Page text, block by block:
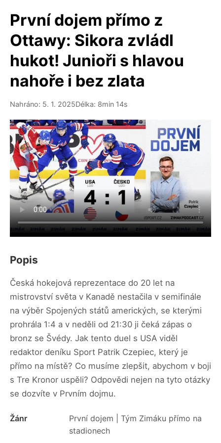
První dojem přímo z
Ottawy: Sikora zvládl
hukot! Junioři s hlavou
nahoře i bez zlata
Nahráno: 5. 1. 2025Délka: 8min 14s
Popis
Česká hokejová reprezentace do 20 let na
mistrovství světa v Kanadě nestačila v semifinále
na výběr Spojených států amerických, se kterými
prohrála 1:4 a v neděli od 21:30 ji čeká zápas o
bronz se Švédy. Jak tento duel s USA viděl
redaktor deníku Sport Patrik Czepiec, který je
přímo na místě? Co musíme zlepšit, abychom v boji
s Tre Kronor uspěli? Odpovědi nejen na tyto otázky
se dozvíte v Prvním dojmu.
Žánr
První dojem | Tým Zimáku přímo na
stadionech